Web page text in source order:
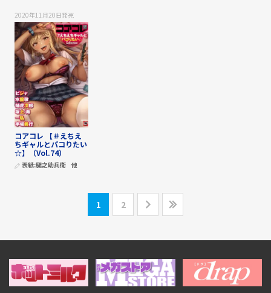
2020年11月20日発売
コアコレ 【＃えちえ
ちギャルとパコりたい
☆】（Vol.74）
表紙:腿之助兵衛 他
1 2